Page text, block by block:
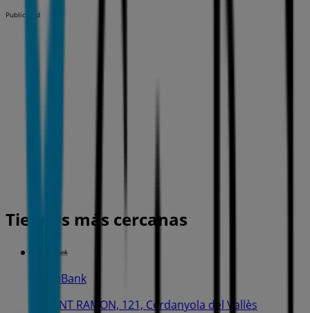
Publicidad
Tiendas más cercanas
CaixaBank
C. SANT RAMON, 121, Cerdanyola del Vallès